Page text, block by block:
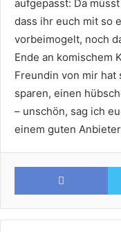
aufgepasst: Da
dass ihr euch mit so
vorbeimogelt, noch
Ende an komischem
Freundin von mir hat
sparen, einen
– unschön, sag ich
einem guten